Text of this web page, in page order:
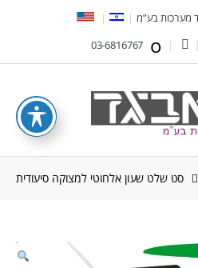
מערכות בע”מ
סט שלט שעון אלחוטי למצוקה סיעודית